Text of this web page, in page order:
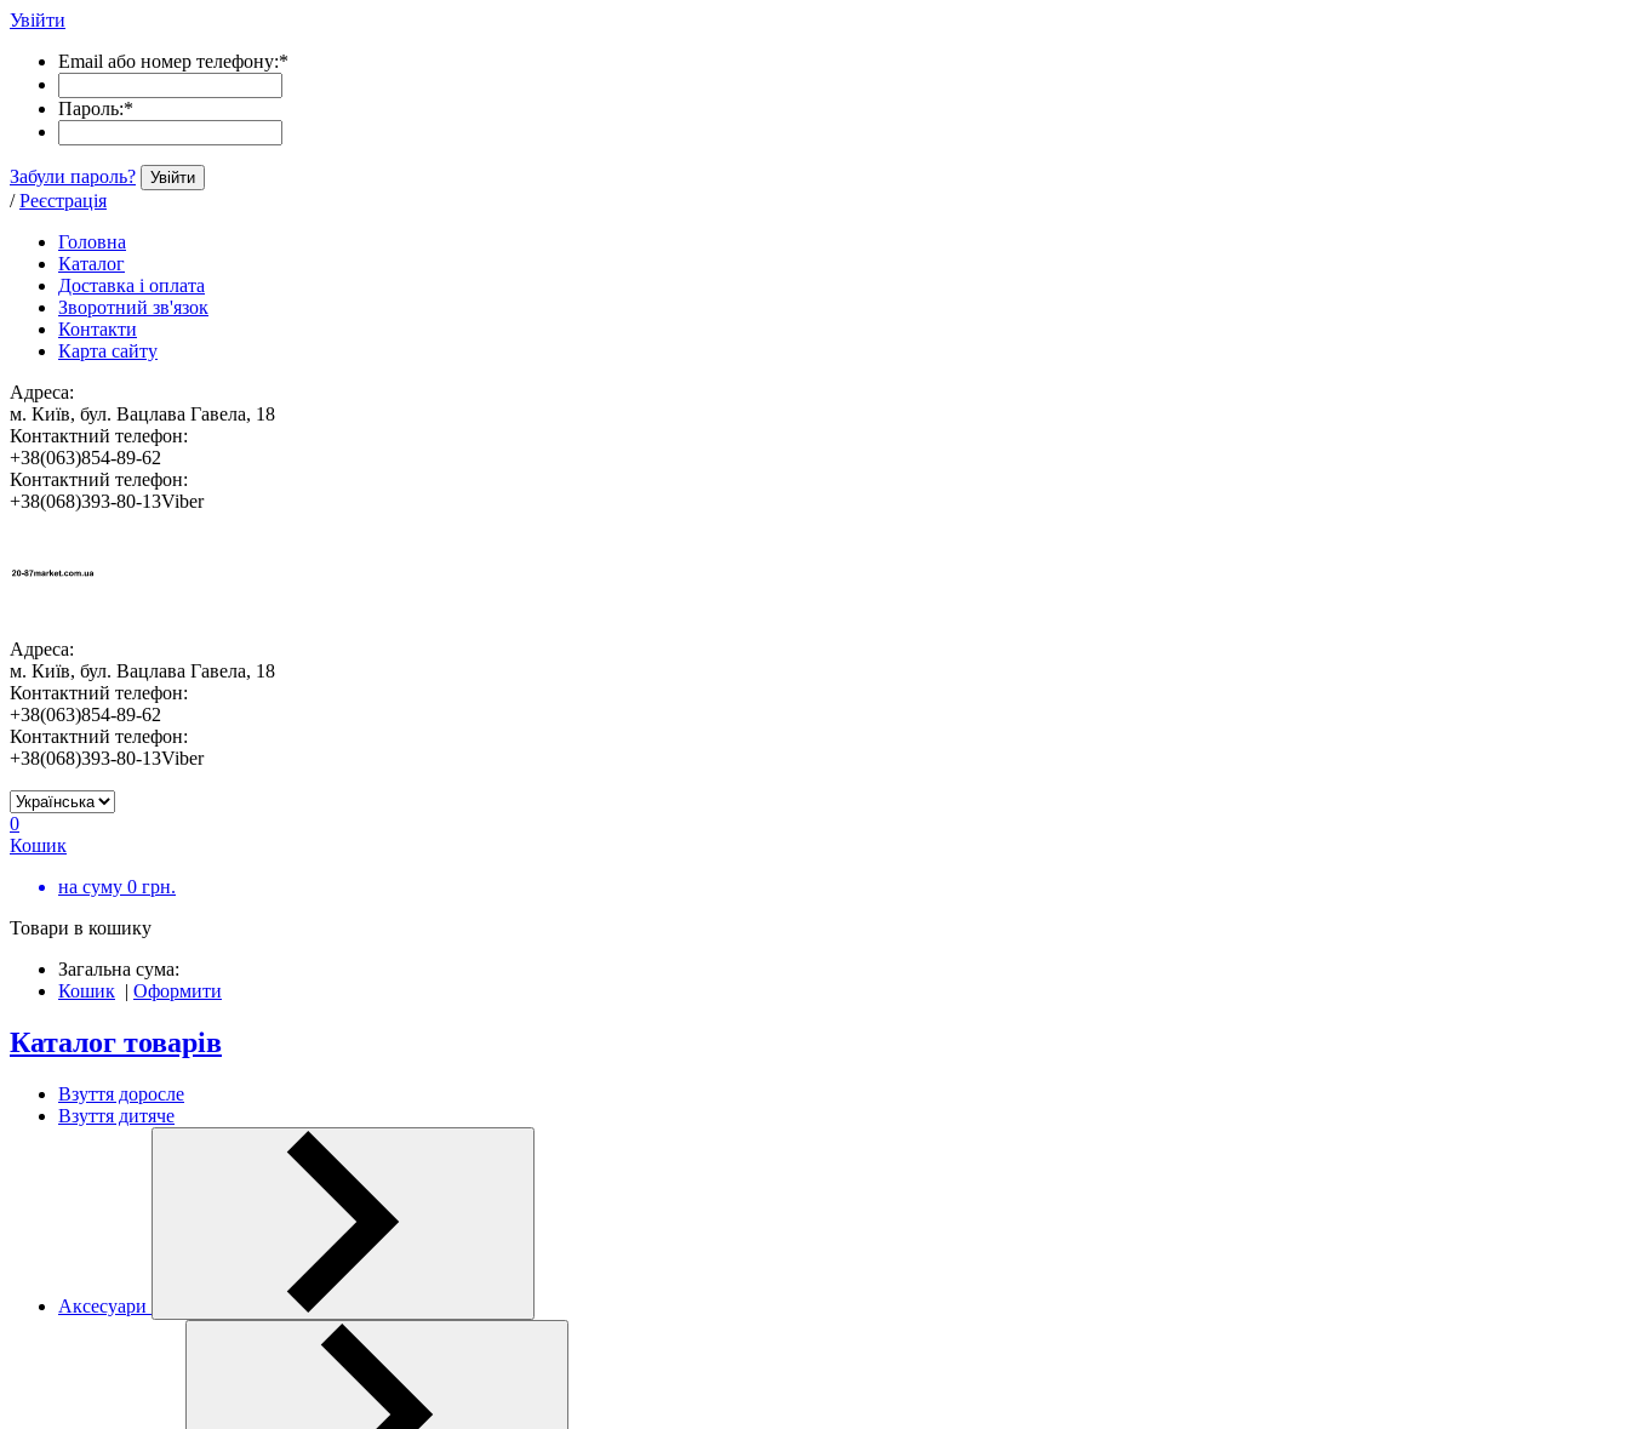
Увійти
Email або номер телефону:*
Пароль:*
Забули пароль? Увійти
/ Реєстрація
Головна
Каталог
Доставка і оплата
Зворотний зв'язок
Контакти
Карта сайту
Адреса:
м. Київ, бул. Вацлава Гавела, 18
Контактний телефон:
+38(063)854-89-62
Контактний телефон:
+38(068)393-80-13Viber
Адреса:
м. Київ, бул. Вацлава Гавела, 18
Контактний телефон:
+38(063)854-89-62
Контактний телефон:
+38(068)393-80-13Viber
0
Кошик
на суму 0 грн.
Товари в кошику
Загальна сума:
Кошик | Оформити
Каталог товарів
Взуття доросле
Взуття дитяче
Аксесуари